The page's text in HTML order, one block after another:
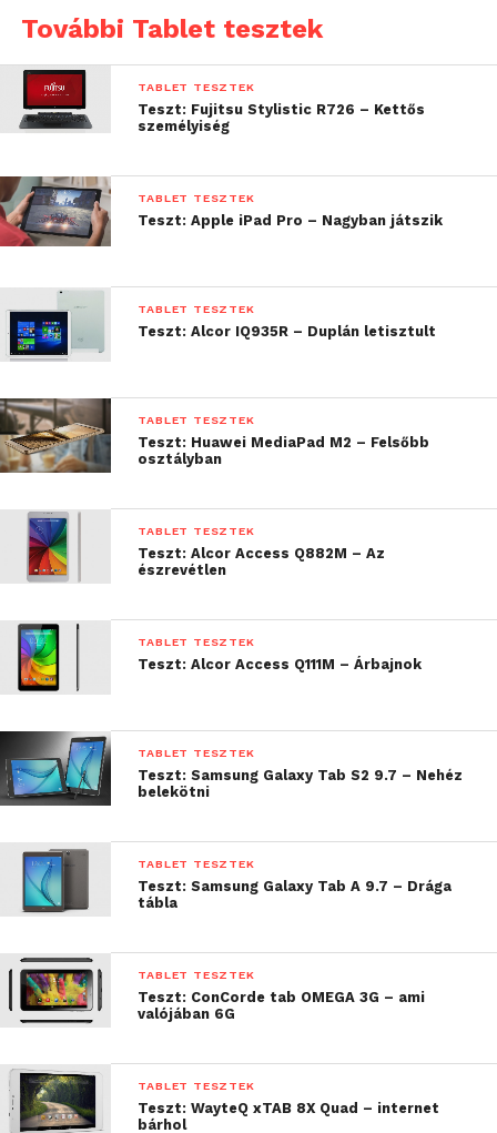
ellentétben nem 10,0 hanem 10,1 colos, méghozzá
egy 1920 x 1200 pixel felbontású IPS panel.
Talán nem meglepő, hogy az IPS technológiának
színhelyesség is rendben van, a 224 ppi-s
részletességnek hála pedig a pixeleket sem nagyon
látjuk. Észrevehető viszont a megjelenítő alján
még a kijelző felett helyet foglaló Huawei felirat és a
5 megapixeles kamera optikája is. A szemfülesek
észrevehetik, hogy a táblagép oldalait és hátát borító
rácsozatok találhatóak.
További Tablet tesztek
TABLET TESZTEK
Teszt: Fujitsu Stylistic R726 – Kettős
személyiség
TABLET TESZTEK
Teszt: Apple iPad Pro – Nagyban játszik
TABLET TESZTEK
Teszt: Alcor IQ935R – Duplán letisztult
TABLET TESZTEK
Teszt: Huawei MediaPad M2 – Felsőbb
osztályban
TABLET TESZTEK
Teszt: Alcor Access Q882M – Az
észrevétlen
TABLET TESZTEK
Teszt: Alcor Access Q111M – Árbajnok
TABLET TESZTEK
Teszt: Samsung Galaxy Tab S2 9.7 – Nehéz
belekötni
TABLET TESZTEK
Teszt: Samsung Galaxy Tab A 9.7 – Drága
tábla
TABLET TESZTEK
Teszt: ConCorde tab OMEGA 3G – ami
valójában 6G
TABLET TESZTEK
Teszt: WayteQ xTAB 8X Quad – internet
bárhol